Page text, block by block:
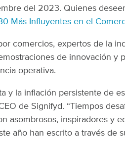
del 2023. Quienes
Más Influyentes en el
comercios, expertos de la
de innovación y
operativa.
y la inflación persistente de
de Signifyd. “Tiempos
asombrosos, inspiradores y
año han escrito a través de